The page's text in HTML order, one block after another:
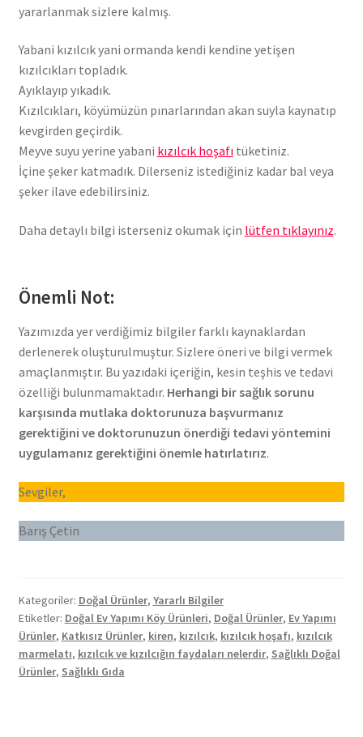
yararlanmak sizlere kalmış.
Yabani kızılcık yani ormanda kendi kendine yetişen
kızılcıkları topladık.
Ayıklayıp yıkadık.
Kızılcıkları, köyümüzün pınarlarından akan suyla kaynatıp
kevgirden geçirdik.
Meyve suyu yerine yabani kızılcık hoşafıtüketiniz.
İçine şeker katmadık. Dilerseniz istediğiniz kadar bal veya
şeker ilave edebilirsiniz.
Daha detaylı bilgi isterseniz okumak için lütfen tıklayınız.
Önemli Not:
Yazımızda yer verdiğimiz bilgiler farklı kaynaklardan
derlenerek oluşturulmuştur. Sizlere öneri ve bilgi vermek
amaçlanmıştır. Bu yazıdaki içeriğin, kesin teşhis ve tedavi
özelliği bulunmamaktadır. Herhangi bir sağlık sorunu
karşısında mutlaka doktorunuza başvurmanız
gerektiğini ve doktorunuzun önerdiği tedavi yöntemini
uygulamanız gerektiğini önemle hatırlatırız.
Sevgiler,
Barış Çetin
Kategoriler: Doğal Ürünler, Yararlı Bilgiler
Etiketler: Doğal Ev Yapımı Köy Ürünleri, Doğal Ürünler, Ev Yapımı
Ürünler, Katkısız Ürünler, kiren, kızılcık, kızılcık hoşafı, kızılcık
marmelatı, kızılcık ve kızılcığın faydaları nelerdir, Sağlıklı Doğal
Ürünler, Sağlıklı Gıda